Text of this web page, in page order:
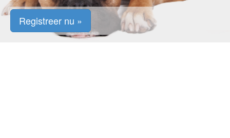
Registreer nu »